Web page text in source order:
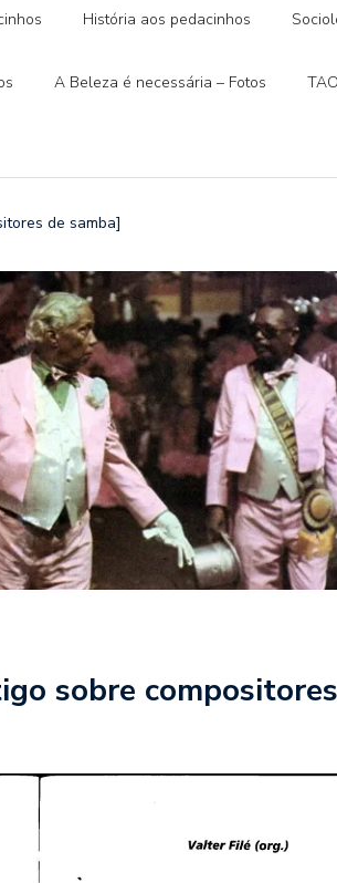
História aos pedacinhos
A Beleza é necessária – Fotos
de samba]
sobre